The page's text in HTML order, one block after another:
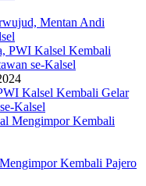
Mentan Andi
Kalsel Kembali Gelar
Kalsel
Kembali Pajero